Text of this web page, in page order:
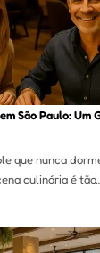
em
pizza
forno
à
Vila
da
São Paulo: Um
que nunca
culinária é